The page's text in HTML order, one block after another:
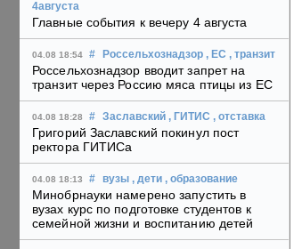
4августа
Главные события к вечеру 4 августа
04.08 18:54 # Россельхознадзор , ЕС , транзит
Россельхознадзор вводит запрет на
транзит через Россию мяса птицы из ЕС
04.08 18:28 # Заславский , ГИТИС , отставка
Григорий Заславский покинул пост
ректора ГИТИСа
04.08 18:13 # вузы , дети , образование
Минобрнауки намерено запустить в
вузах курс по подготовке студентов к
семейной жизни и воспитанию детей